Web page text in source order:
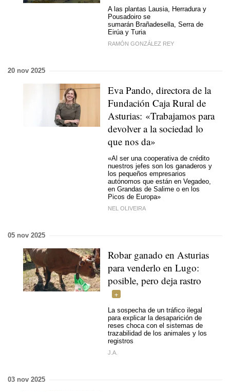
A las plantas Lausia, Herradura y
Pousadoiro se
sumarán Brañadesella, Serra de
Eirúa y Turia
RAMÓN GONZÁLEZ REY
20 nov 2025
Eva Pando, directora de la
Fundación Caja Rural de
Asturias: «Trabajamos para
devolver a la sociedad lo
que nos da»
«Al ser una cooperativa de crédito
nuestros jefes son los ganaderos y
los pequeños empresarios
autónomos que están en Vegadeo,
en Grandas de Salime o en los
Picos de Europa»
NEL OLIVEIRA
05 nov 2025
Robar ganado en Asturias
para venderlo en Lugo:
posible, pero deja rastro
La sospecha de un tráfico ilegal
para explicar la desaparición de
reses choca con el sistemas de
trazabilidad de los animales y los
registros
J.A.
03 nov 2025